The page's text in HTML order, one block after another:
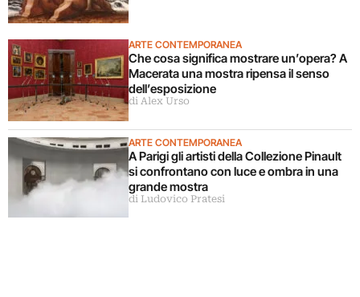
ARTE CONTEMPORANEA
Che cosa significa mostrare un’opera? A
Macerata una mostra ripensa il senso
dell’esposizione
di Alex Urso
ARTE CONTEMPORANEA
A Parigi gli artisti della Collezione Pinault
si confrontano con luce e ombra in una
grande mostra
di Ludovico Pratesi